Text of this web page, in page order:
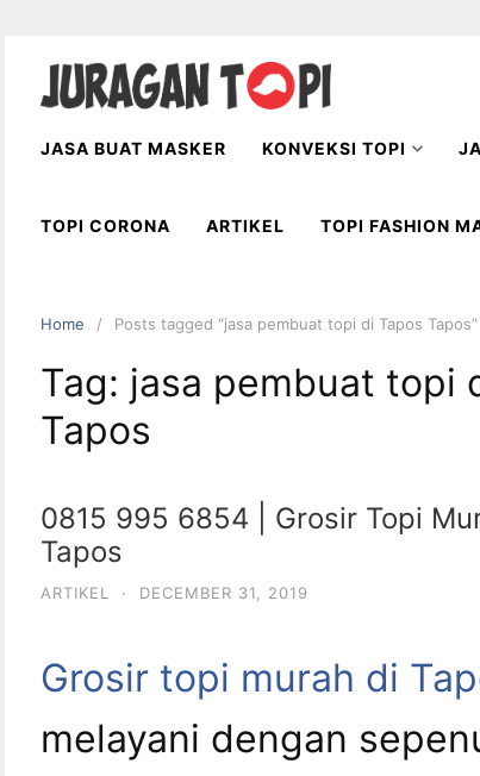
JASA BUAT MASKER KONVEKSI TOPI
TOPI CORONA ARTIKEL TOPI FASHION
Home Posts tagged “jasa pembuat topi di Tapos Tapos”
Tag: jasa pembuat topi
Tapos
0815 995 6854 | Grosir Topi
Tapos
ARTIKEL · DECEMBER 31, 2019
Grosir topi murah di
melayani dengan